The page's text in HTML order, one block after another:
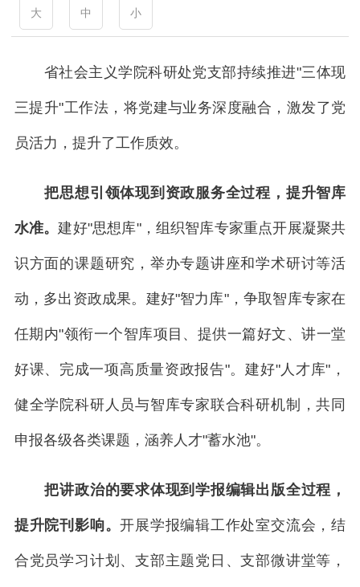
大 中 小
省社会主义学院科研处党支部持续推进"三体现
三提升"工作法，将党建与业务深度融合，激发了党
员活力，提升了工作质效。
把思想引领体现到资政服务全过程，提升智库
水准。建好"思想库"，组织智库专家重点开展凝聚共
识方面的课题研究，举办专题讲座和学术研讨等活
动，多出资政成果。建好"智力库"，争取智库专家在
任期内"领衔一个智库项目、提供一篇好文、讲一堂
好课、完成一项高质量资政报告"。建好"人才库"，
健全学院科研人员与智库专家联合科研机制，共同
申报各级各类课题，涵养人才"蓄水池"。
把讲政治的要求体现到学报编辑出版全过程，
提升院刊影响。开展学报编辑工作处室交流会，结
合党员学习计划、支部主题党日、支部微讲堂等，